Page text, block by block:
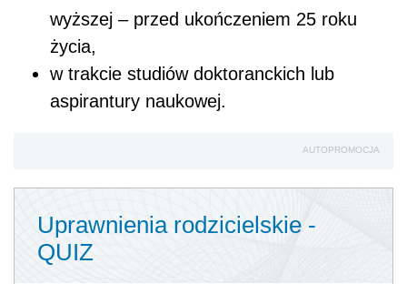
wyższej – przed ukończeniem 25 roku
życia,
w trakcie studiów doktoranckich lub
aspirantury naukowej.
AUTOPROMOCJA
Uprawnienia rodzicielskie -
QUIZ